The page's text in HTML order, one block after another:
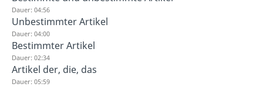
Dauer: 04:56
Unbestimmter Artikel
Dauer: 04:00
Bestimmter Artikel
Dauer: 02:34
Artikel der, die, das
Dauer: 05:59